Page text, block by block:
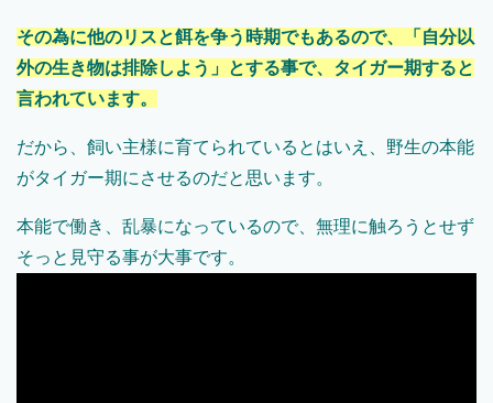
その為に他のリスと餌を争う時期でもあるので、「自分以
外の生き物は排除しよう」とする事で、タイガー期すると
言われています。
だから、飼い主様に育てられているとはいえ、野生の本能
がタイガー期にさせるのだと思います。
本能で働き、乱暴になっているので、無理に触ろうとせず
そっと見守る事が大事です。